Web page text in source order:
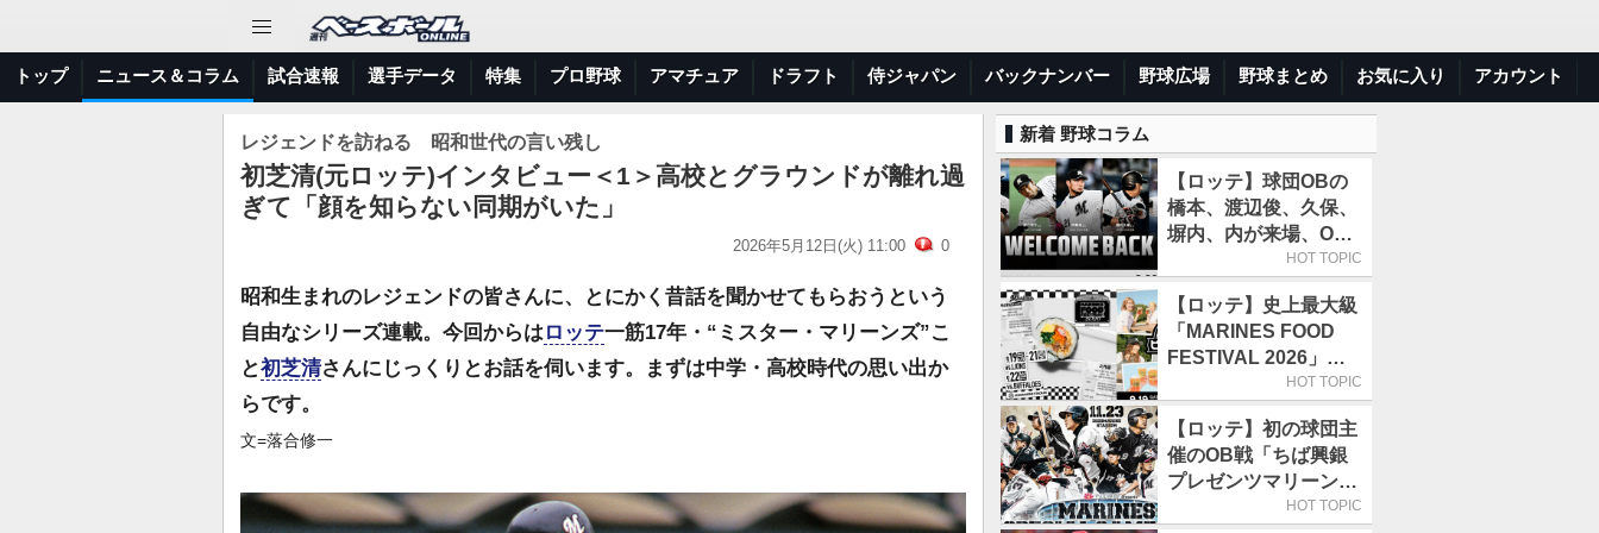
トップ ニュース＆コラム 試合速報 選手データ 特集 プロ野球 アマチュア ドラフト 侍ジャパン バックナンバー 野球広場 野球まとめ お気に入り アカウント
レジェンドを訪ねる 昭和世代の言い残し
初芝清(元ロッテ)インタビュー＜1＞高校とグラウンドが離れ過
ぎて「顔を知らない同期がいた」
2026年5月12日(火) 11:00 0
昭和生まれのレジェンドの皆さんに、とにかく昔話を聞かせてもらおうという
自由なシリーズ連載。今回からはロッテ一筋17年・“ミスター・マリーンズ”こ
と初芝清さんにじっくりとお話を伺います。まずは中学・高校時代の思い出か
らです。
文=落合修一
新着 野球コラム
【ロッテ】球団OBの
橋本、渡辺俊、久保、
塀内、内が来場、OB
解説も／9月22日開催
HOT TOPIC
【ロッテ】史上最大級
「MARINES FOOD
FESTIVAL 2026」第4
弾「KOREAN
日／初日はビール半額
デー
HOT TOPIC
【ロッテ】初の球団主
催のOB戦「ちば興銀
プレゼンツマリーンズ
スペシャルゲームHOT TOPIC